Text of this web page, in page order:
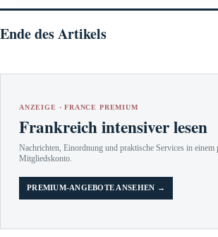
Ende des Artikels
ANZEIGE · FRANCE PREMIUM
Frankreich intensiver lesen
Nachrichten, Einordnung und praktische Services in einem
Mitgliedskonto.
PREMIUM-ANGEBOTE ANSEHEN →